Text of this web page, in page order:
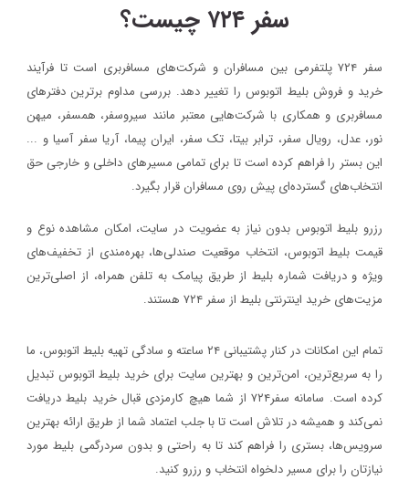
سفر ۷۲۴ چیست؟
سفر ۷۲۴ پلتفرمی بین مسافران و شرکت‌های مسافربری است تا فرآیند
خرید و فروش بلیط اتوبوس را تغییر دهد. بررسی مداوم برترین دفترهای
مسافربری و همکاری با شرکت‌هایی معتبر مانند سیروسفر، همسفر، میهن‌
نور، عدل، رویال سفر، ترابر بیتا، تک سفر، ایران پیما، آریا سفر آسیا و ...
این بستر را فراهم کرده است تا برای تمامی مسیرهای داخلی و خارجی حق
انتخاب‌های گسترده‌ای پیش روی مسافران قرار بگیرد.
رزرو بلیط اتوبوس بدون نیاز به عضویت در سایت، امکان مشاهده نوع و
قیمت بلیط اتوبوس، انتخاب موقعیت صندلی‌ها، بهره‌مندی از تخفیف‌های
ویژه و دریافت شماره‌ بلیط از طریق پیامک به تلفن همراه، از اصلی‌ترین
مزیت‌های خرید اینترنتی بلیط از سفر ۷۲۴ هستند.
تمام این امکانات در کنار پشتیبانی‌ ۲۴ ساعته و سادگی تهیه بلیط اتوبوس، ما
را به سریع‌ترین، امن‌ترین و بهترین سایت برای خرید بلیط اتوبوس تبدیل
کرده است. سامانه سفر۷۲۴ از شما هیچ کارمزدی قبال خرید بلیط دریافت
نمی‌کند و همیشه در تلاش است تا با جلب اعتماد شما از طریق ارائه بهترین
سرویس‌ها، بستری را فراهم کند تا به راحتی و بدون سردرگمی بلیط مورد
نیازتان را برای مسیر دلخواه انتخاب و رزرو کنید.